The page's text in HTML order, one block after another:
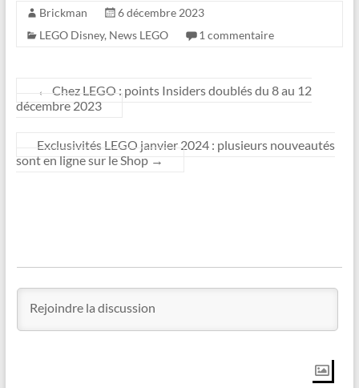
Brickman
6 décembre 2023
LEGO Disney, News LEGO 1 commentaire
←
Chez LEGO : points Insiders doublés du 8 au 12
décembre 2023
Exclusivités LEGO janvier 2024 : plusieurs nouveautés
sont en ligne sur le Shop →